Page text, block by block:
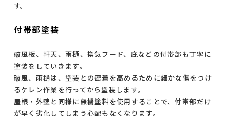
す。
付帯部塗装
破風板、軒天、雨樋、換気フード、庇などの付帯部も丁寧に
塗装をしていきます。
破風、雨樋は、塗装との密着を高めるために細かな傷をつけ
るケレン作業を行ってから塗装します。
屋根・外壁と同様に無機塗料を使用することで、付帯部だけ
が早く劣化してしまう心配もなくなります。